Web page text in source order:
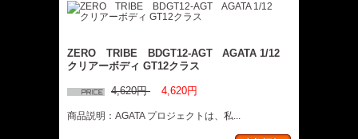
ZERO TRIBE BDGT12-AGT AGATA 1/12
クリアーボディ GT12クラス
4,620円 4,620円
商品説明：AGATA プロジェクトは、私...